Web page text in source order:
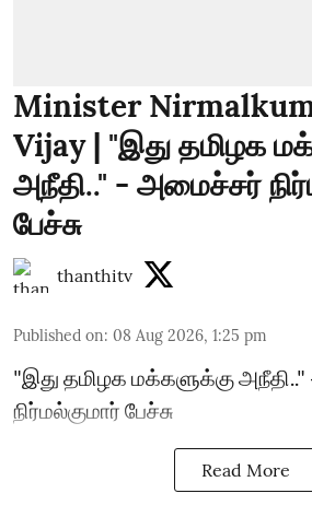
Minister
Vijay | "இது தமிழக
அநீதி.." - அமைச்சர்
பேச்சு
thanthitv
Published on: 08 Aug 2026, 1:25 pm
"இது தமிழக மக்களுக்கு
நிர்மல்குமார் பேச்சு
Read More